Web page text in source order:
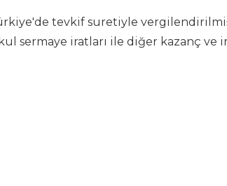
tevkif suretiyle
sermaye iratları ile diğer kazanç ve